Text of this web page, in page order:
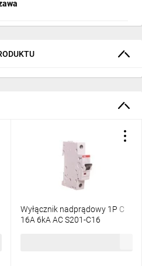
Wyłącznik nadprądowy 1P C
16A 6kA AC S201-C16